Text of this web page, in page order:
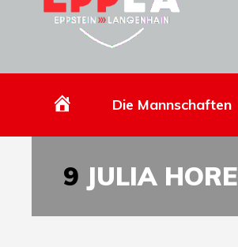
HomepageDie Mannschaften
9 JULIA HORE